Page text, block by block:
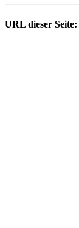
URL dieser Seite: